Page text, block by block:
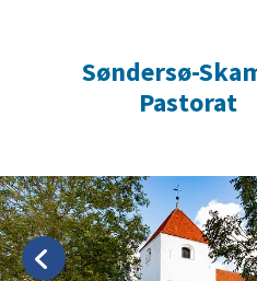
Søndersø-
Pastorat